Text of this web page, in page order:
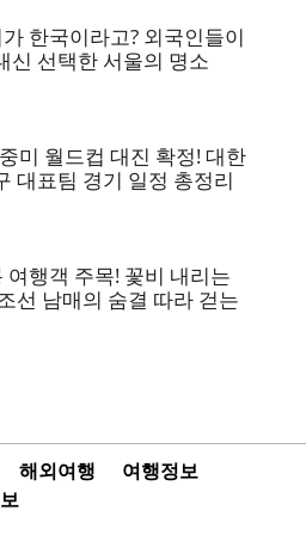
한국이라고? 외국인들이
신 선택한 서울의 명소
미 월드컵 대진 확정! 대한
대표팀 경기 일정 총정리
여행객 주목! 꽃비 내리는
선 남매의 숨결 따라 걷는
해외여행
여행정보